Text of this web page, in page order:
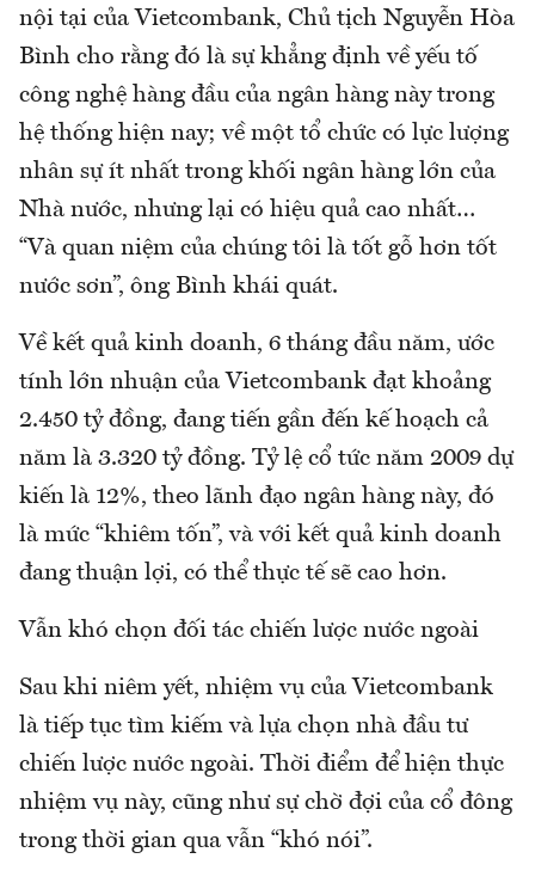
nội tại của Vietcombank, Chủ tịch Nguyễn Hòa
Bình cho rằng đó là sự khẳng định về yếu tố
công nghệ hàng đầu của ngân hàng này trong
hệ thống hiện nay; về một tổ chức có lực lượng
nhân sự ít nhất trong khối ngân hàng lớn của
Nhà nước, nhưng lại có hiệu quả cao nhất…
“Và quan niệm của chúng tôi là tốt gỗ hơn tốt
nước sơn”, ông Bình khái quát.
Về kết quả kinh doanh, 6 tháng đầu năm, ước
tính lớn nhuận của Vietcombank đạt khoảng
2.450 tỷ đồng, đang tiến gần đến kế hoạch cả
năm là 3.320 tỷ đồng. Tỷ lệ cổ tức năm 2009 dự
kiến là 12%, theo lãnh đạo ngân hàng này, đó
là mức “khiêm tốn”, và với kết quả kinh doanh
đang thuận lợi, có thể thực tế sẽ cao hơn.
Vẫn khó chọn đối tác chiến lược nước ngoài
Sau khi niêm yết, nhiệm vụ của Vietcombank
là tiếp tục tìm kiếm và lựa chọn nhà đầu tư
chiến lược nước ngoài. Thời điểm để hiện thực
nhiệm vụ này, cũng như sự chờ đợi của cổ đông
trong thời gian qua vẫn “khó nói”.